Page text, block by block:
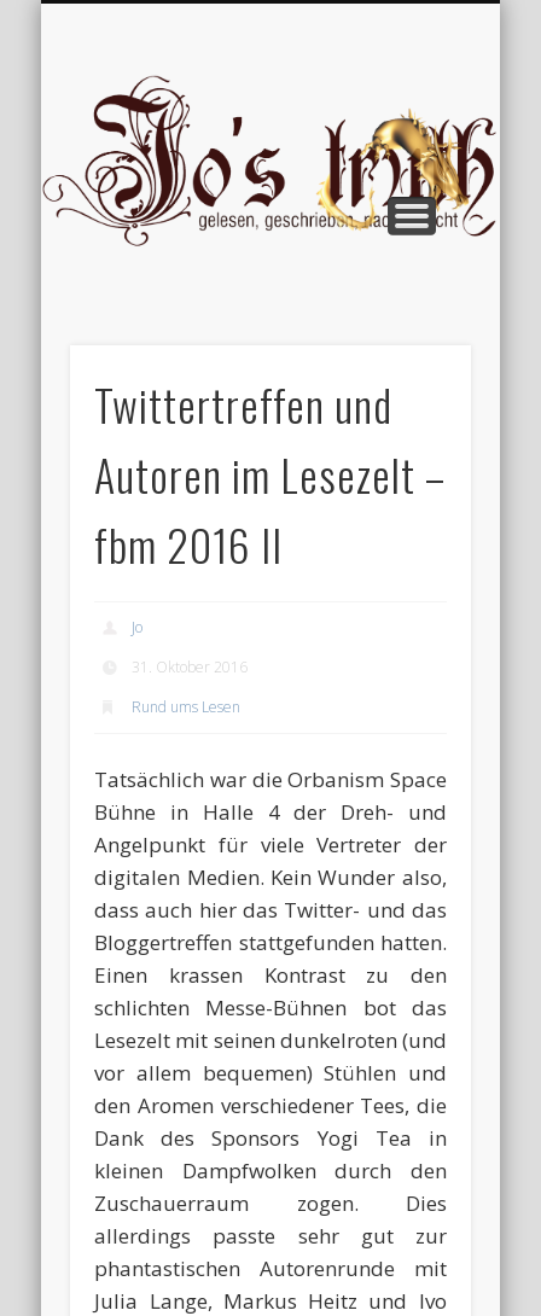
Twittertreffen und
Autoren im Lesezelt –
fbm 2016 II
Jo
31. Oktober 2016
Rund ums Lesen
Tatsächlich war die Orbanism Space
Bühne in Halle 4 der Dreh- und
Angelpunkt für viele Vertreter der
digitalen Medien. Kein Wunder also,
dass auch hier das Twitter- und das
Bloggertreffen stattgefunden hatten.
Einen krassen Kontrast zu den
schlichten Messe-Bühnen bot das
Lesezelt mit seinen dunkelroten (und
vor allem bequemen) Stühlen und
den Aromen verschiedener Tees, die
Dank des Sponsors Yogi Tea in
kleinen Dampfwolken durch den
Zuschauerraum zogen. Dies
allerdings passte sehr gut zur
phantastischen Autorenrunde mit
Julia Lange, Markus Heitz und Ivo